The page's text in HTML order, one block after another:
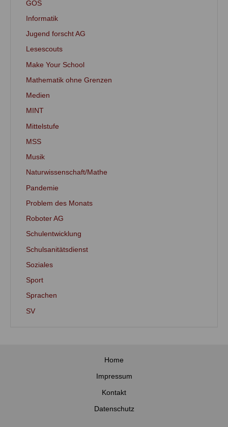
GOS
Informatik
Jugend forscht AG
Lesescouts
Make Your School
Mathematik ohne Grenzen
Medien
MINT
Mittelstufe
MSS
Musik
Naturwissenschaft/Mathe
Pandemie
Problem des Monats
Roboter AG
Schulentwicklung
Schulsanitätsdienst
Soziales
Sport
Sprachen
SV
Home
Impressum
Kontakt
Datenschutz